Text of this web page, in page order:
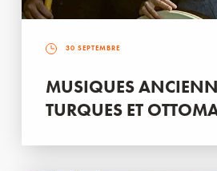
30 SEPTEMBRE
MUSIQUES
TURQUES ET